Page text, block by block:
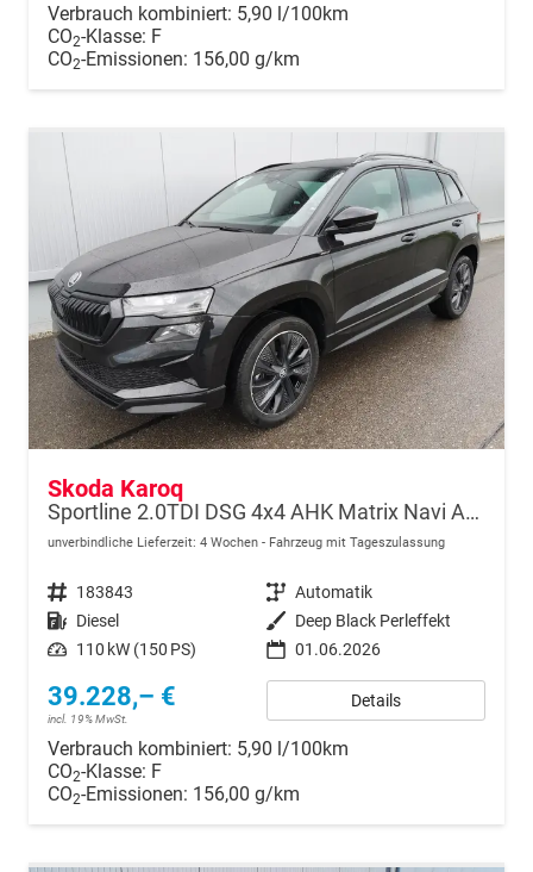
Verbrauch kombiniert: 5,90 l/100km
CO2-Klasse: F
CO2-Emissionen: 156,00 g/km
Skoda Karoq
Sportline 2.0TDI DSG 4x4 AHK Matrix Navi ACC
unverbindliche Lieferzeit: 4 Wochen Fahrzeug mit Tageszulassung
Fahrzeugnr. 183843 Getriebe Automatik
Kraftstoff Diesel Außenfarbe Deep Black Perleffekt
Leistung 110 kW (150 PS) 01.06.2026
39.228,– €
incl. 19% MwSt.
Details
Verbrauch kombiniert: 5,90 l/100km
CO2-Klasse: F
CO2-Emissionen: 156,00 g/km